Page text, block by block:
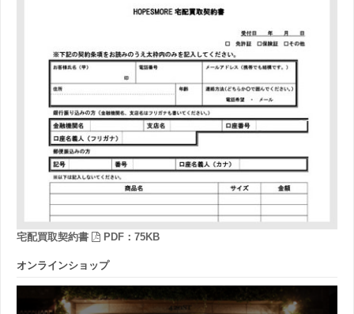
宅配買取契約書 PDF：75KB
オンラインショップ